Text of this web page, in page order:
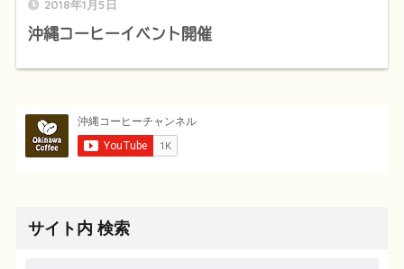
2018年1月5日
沖縄コーヒーイベント開催
サイト内 検索